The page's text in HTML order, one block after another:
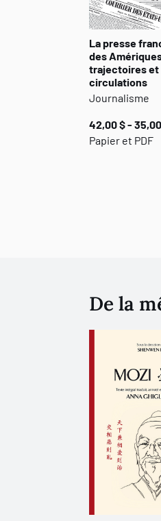
La presse
des
trajectoires et
circulations
Journalisme
42,00 $ -
Papier et PDF
De la